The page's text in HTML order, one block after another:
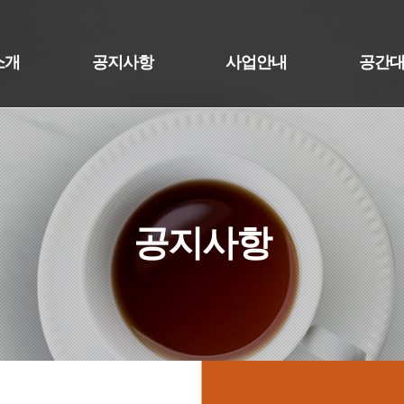
공지사항 사업안내 공간
공지사항